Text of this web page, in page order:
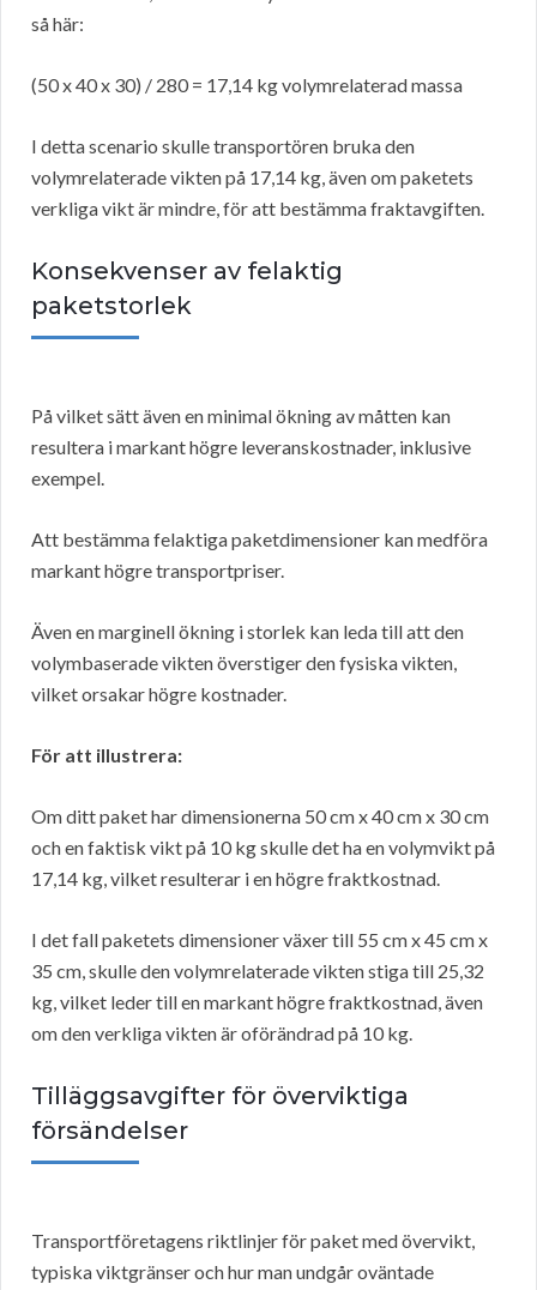
så här:
(50 x 40 x 30) / 280 = 17,14 kg volymrelaterad massa
I detta scenario skulle transportören bruka den
volymrelaterade vikten på 17,14 kg, även om paketets
verkliga vikt är mindre, för att bestämma fraktavgiften.
Konsekvenser av felaktig
paketstorlek
På vilket sätt även en minimal ökning av måtten kan
resultera i markant högre leveranskostnader, inklusive
exempel.
Att bestämma felaktiga paketdimensioner kan medföra
markant högre transportpriser.
Även en marginell ökning i storlek kan leda till att den
volymbaserade vikten överstiger den fysiska vikten,
vilket orsakar högre kostnader.
För att illustrera:
Om ditt paket har dimensionerna 50 cm x 40 cm x 30 cm
och en faktisk vikt på 10 kg skulle det ha en volymvikt på
17,14 kg, vilket resulterar i en högre fraktkostnad.
I det fall paketets dimensioner växer till 55 cm x 45 cm x
35 cm, skulle den volymrelaterade vikten stiga till 25,32
kg, vilket leder till en markant högre fraktkostnad, även
om den verkliga vikten är oförändrad på 10 kg.
Tilläggsavgifter för överviktiga
försändelser
Transportföretagens riktlinjer för paket med övervikt,
typiska viktgränser och hur man undgår oväntade